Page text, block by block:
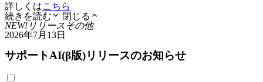
詳しくはこちら
続きを読む
閉じる
NEW! リリースその他
2026年7月13日
サポートAI(β版)リリースのお知らせ